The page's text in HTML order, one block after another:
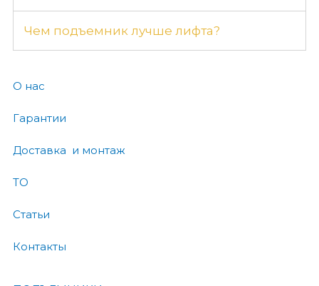
Чем подъемник лучше лифта?
О нас
Гарантии
Доставка и монтаж
ТО
Статьи
Контакты